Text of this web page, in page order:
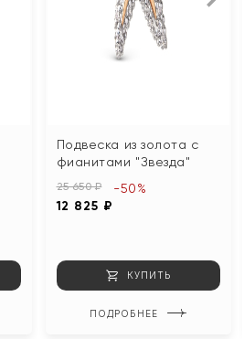
Подвеска из золота с
фианитами "Звезда"
25 650 ₽
12 825 ₽
-50%
КУПИТЬ
ПОДРОБНЕЕ